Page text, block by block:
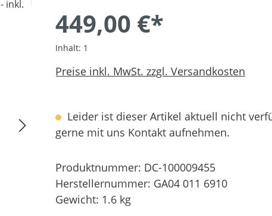
449,00 €*
Inhalt: 1
Preise inkl. MwSt. zzgl. Versandkosten
Leider ist dieser Artikel aktuell nicht
gerne mit uns Kontakt aufnehmen.
Produktnummer: DC-100009455
Herstellernummer: GA04 011 6910
Gewicht: 1.6 kg